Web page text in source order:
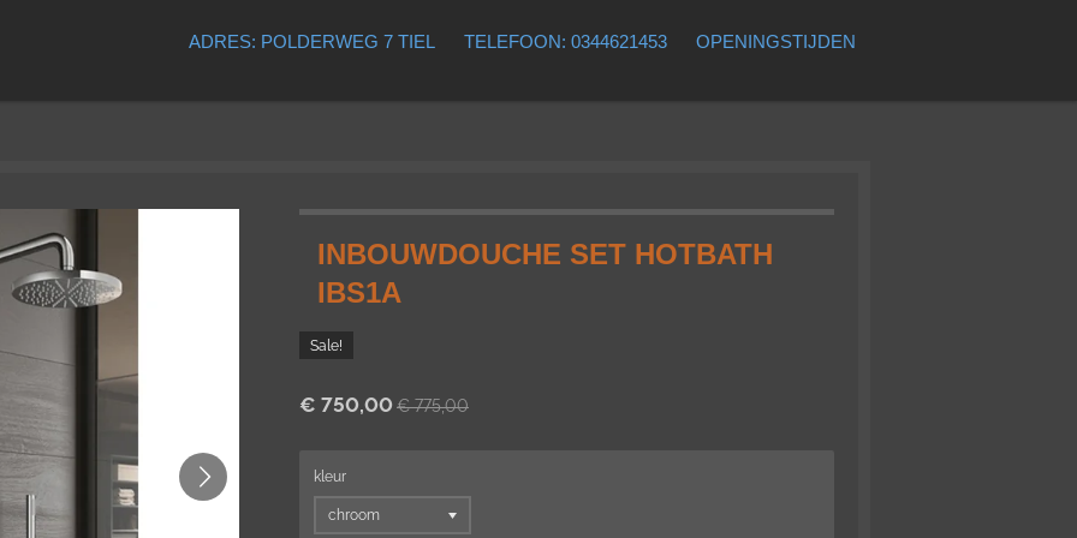
ADRES: POLDERWEG 7 TIEL TELEFOON: 0344621453 OPENINGSTIJDEN
INBOUWDOUCHE SET HOTBATH
IBS1A
Sale!
€ 750,00 € 775,00
kleur